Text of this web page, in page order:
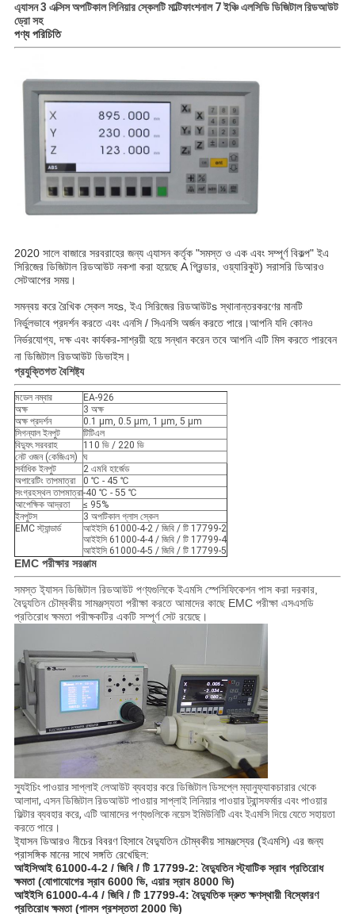
এ্যাসন 3 এক্সিস অপটিকাল লিনিয়ার স্কেলটি মাল্টিফাংশনাল 7 ইঞ্চি এলসিডি ডিজিটাল রিডআউট
ড্রো সহ
পণ্য পরিচিতি
2020 সালে বাজারে সরবরাহের জন্য এ্যাসন কর্তৃক "সমস্ত ও এক এবং সম্পূর্ণ বিকল্প" ইএ
সিরিজের ডিজিটাল রিডআউট নকশা করা হয়েছে A গ্রিন্ডার, ওয়্যারিকুট) সরাসরি ডিআরও
সেটআপের সময়।
সমন্বয় করেরৈখিক স্কেল সহs, ইএ সিরিজের রিডআউটsস্থানান্তরকরণের মানটি
নির্ভুলভাবে প্রদর্শন করতে এবং এনসি / সিএনসি অর্জন করতে পারে।আপনি যদি কোনও
নির্ভরযোগ্য, দক্ষ এবং কার্যকর-সাশ্রয়ী হয়ে সন্ধান করেন তবে আপনি এটি মিস করতে পারবেন
না ডিজিটাল রিডআউট ডিভাইস।
প্রযুক্তিগত বৈশিষ্ট্য
মডেল নম্বার
EA-926
অক্ষ
3 অক্ষ
অক্ষ প্রদর্শন
0.1 μm, 0.5 μm, 1 μm, 5 μm
সিগন্যাল ইনপুট
টিটিএল
বিদ্যুৎ সরবরাহ
110 ভি / 220 ভি
নেট ওজন (কেজিএস) ঘ
সর্বাধিক ইনপুট
2 এমবি হার্জেড
অপারেটিং তাপমাত্রা
0 ℃ - 45 ℃
সংগ্রহস্থল তাপমাত্রা-40 ℃ - 55 ℃
আপেক্ষিক আদ্রতা
≤ 95%
ইনপুটস
3 অপটিকাল গ্লাস স্কেল
EMC স্ট্যান্ডার্ড
আইইসি 61000-4-2 / ​​জিবি / টি 17799-2
আইইসি 61000-4-4 / জিবি / টি 17799-4
আইইসি 61000-4-5 / জিবি / টি 17799-5
EMC পরীক্ষার সরঞ্জাম
সমস্ত ই্যাসন ডিজিটাল রিডআউট পণ্যগুলিকে ইএমসি স্পেসিফিকেশন পাস করা দরকার,
বৈদ্যুতিন চৌম্বকীয় সামঞ্জস্যতা পরীক্ষা করতে আমাদের কাছে EMC পরীক্ষা এসএসডি
প্রতিরোধ ক্ষমতা পরীক্ষকটির একটি সম্পূর্ণ সেট রয়েছে।
স্যুইচিং পাওয়ার সাপ্লাই লেআউট ব্যবহার করে ডিজিটাল ডিসপ্লে ম্যানুফ্যাকচারার থেকে
আলাদা, এসন ডিজিটাল রিডআউট পাওয়ার সাপ্লাই লিনিয়ার পাওয়ার ট্রান্সফর্মার এবং পাওয়ার
ফিল্টার ব্যবহার করে, এটি আমাদের পণ্যগুলিকে নয়েস ইমিউনিটি এবং ইএমসি দিয়ে যেতে সহায়তা
করতে পারে।
ই্যাসন ডিআরও নীচের বিবরণ হিসাবে বৈদ্যুতিন চৌম্বকীয় সামঞ্জস্যের (ইএমসি) এর জন্য
প্রাসঙ্গিক মানের সাথে সঙ্গতি রেখেছিল:
আইসিআই 61000-4-2 / ​​জিবি / টি 17799-2: বৈদ্যুতিন স্ট্যাটিক স্রাব প্রতিরোধ
ক্ষমতা (যোগাযোগের স্রাব 6000 ভি, এয়ার স্রাব 8000 ভি)
আইইসি 61000-4-4 / জিবি / টি 17799-4: বৈদ্যুতিক দ্রুত ক্ষণস্থায়ী বিস্ফোরণ
প্রতিরোধ ক্ষমতা (পালস প্রশস্ততা 2000 ভি)